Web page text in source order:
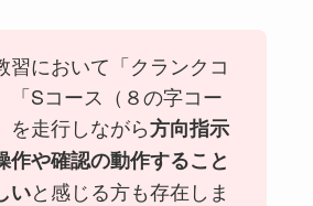
習において「クランクコ
「Sコース（８の字コー
を走行しながら方向指示
作や確認の動作すること
いと感じる方も存在しま